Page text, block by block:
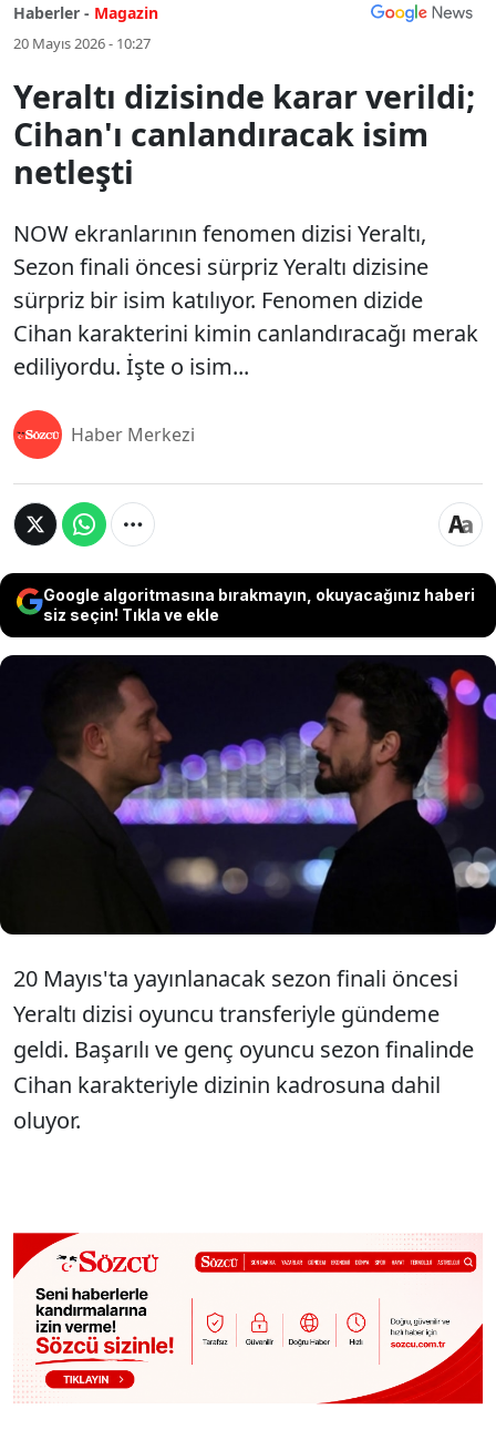
Haberler - Magazin
20 Mayıs 2026 - 10:27
Yeraltı dizisinde karar verildi;
Cihan'ı canlandıracak isim
netleşti
NOW ekranlarının fenomen dizisi Yeraltı,
Sezon finali öncesi sürpriz Yeraltı dizisine
sürpriz bir isim katılıyor. Fenomen dizide
Cihan karakterini kimin canlandıracağı merak
ediliyordu. İşte o isim...
Haber Merkezi
Google algoritmasına bırakmayın, okuyacağınız haberi
siz seçin! Tıkla ve ekle
NOW ekranlarının fenomen dizisi Yeraltı,
Sezon finali öncesi sürpriz Yeraltı dizisine
sürpriz bir isim katılıyor. Fenomen dizide
Cihan karakterini kimin canlandıracağı
merak ediliyordu. İşte o isim...
20 Mayıs'ta yayınlanacak sezon finali öncesi
Yeraltı dizisi oyuncu transferiyle gündeme
geldi. Başarılı ve genç oyuncu sezon finalinde
Cihan karakteriyle dizinin kadrosuna dahil
oluyor.